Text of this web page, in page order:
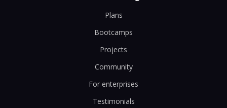
Plans
Bootcamps
Projects
Community
For enterprises
Testimonials